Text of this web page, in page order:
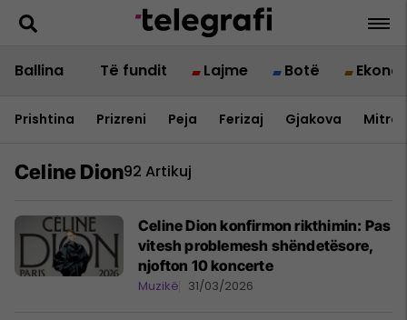
Ballina Të fundit Lajme Botë
Prishtina Prizreni Peja Ferizaj Gjakova
Celine Dion92 Artikuj
Celine Dion konfirmon rikthimin: Pas
vitesh problemesh shëndetësore,
njofton 10 koncerte
Muzikë 31/03/2026